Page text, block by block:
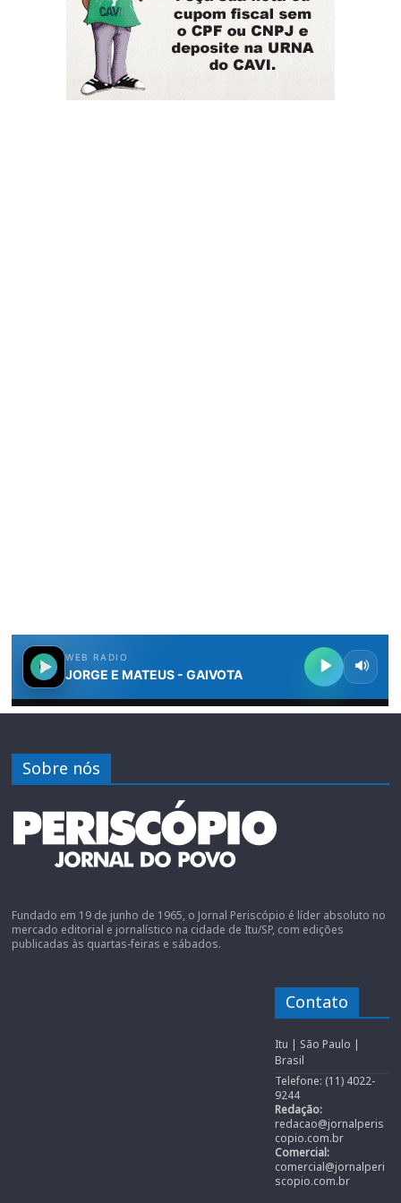
Sobre nós
Fundado em 19 de junho de 1965, o Jornal Periscópio é líder absoluto no
mercado editorial e jornalístico na cidade de Itu/SP, com edições
publicadas às quartas-feiras e sábados.
Contato
Itu | São Paulo |
Brasil
Telefone: (11) 4022-
9244
Redação:
redacao@jornalperis
copio.com.br
Comercial:
comercial@jornalperi
scopio.com.br